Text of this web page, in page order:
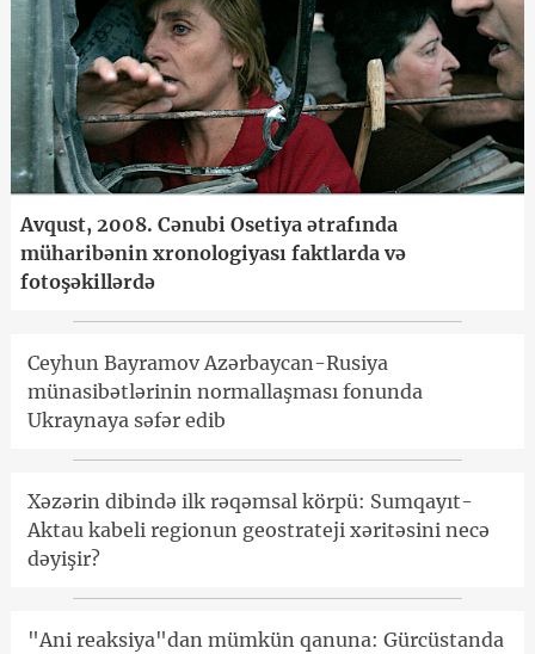
Avqust, 2008. Cənubi Osetiya ətrafında
müharibənin xronologiyası faktlarda və
fotoşəkillərdə
Ceyhun Bayramov Azərbaycan-Rusiya
münasibətlərinin normallaşması fonunda
Ukraynaya səfər edib
Xəzərin dibində ilk rəqəmsal körpü: Sumqayıt-
Aktau kabeli regionun geostrateji xəritəsini necə
dəyişir?
"Ani reaksiya"dan mümkün qanuna: Gürcüstanda